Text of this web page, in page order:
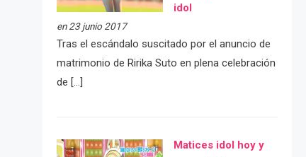
idol
en 23 junio 2017
Tras el escándalo suscitado por el anuncio de
matrimonio de Ririka Suto en plena celebración
de […]
Matices idol hoy y